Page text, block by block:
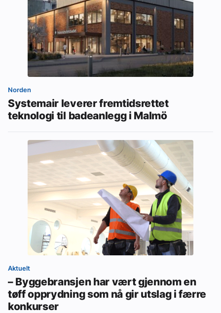
Norden
Systemair leverer fremtidsrettet
teknologi til badeanlegg i Malmö
Aktuelt
– Byggebransjen har vært gjennom en
tøff opprydning som nå gir utslag i færre
konkurser